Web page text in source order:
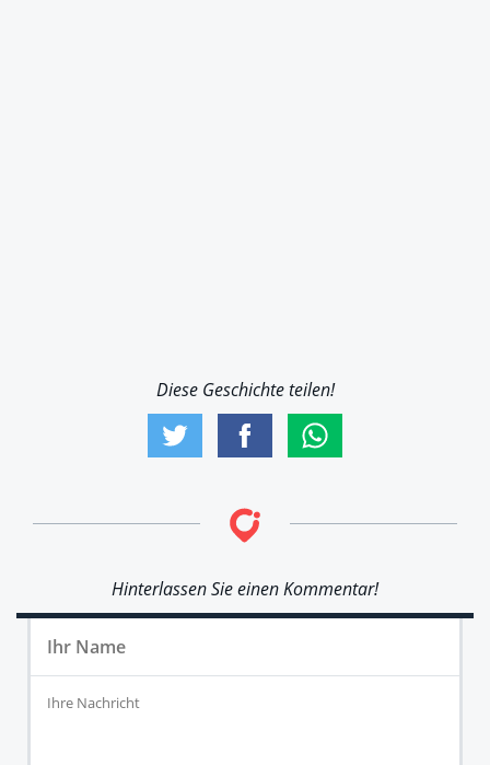
Diese Geschichte teilen!
Hinterlassen Sie einen Kommentar!